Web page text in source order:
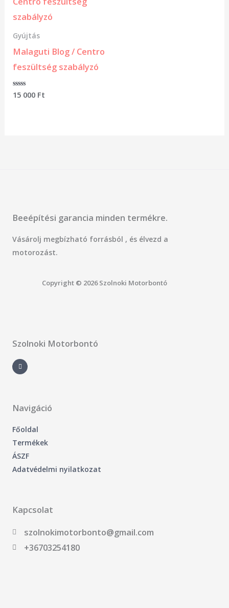
Gyújtás
Malaguti Blog / Centro
feszültség szabályzó
Értékelés:
15 000 Ft
Beeépítési garancia minden termékre.
Vásárolj megbízható forrásból , és élvezd a
motorozást.
Copyright © 2026 Szolnoki Motorbontó
Szolnoki Motorbontó
a
c
e
-
f
Navigáció
Főoldal
Termékek
ÁSZF
Adatvédelmi nyilatkozat
Kapcsolat
szolnokimotorbonto@gmail.com
+36703254180